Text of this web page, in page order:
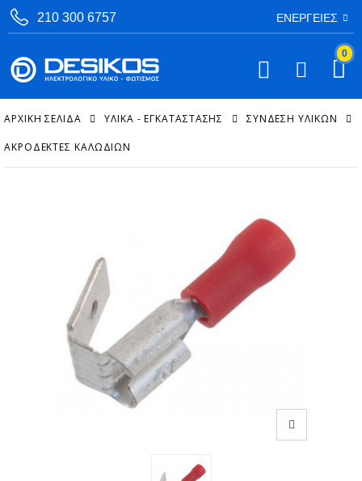
210 300 6757 ΕΝΈΡΓΕΙΕΣ
0
ΑΡΧΙΚΉ ΣΕΛΊΔΑ ΥΛΙΚΑ - ΕΓΚΑΤΑΣΤΑΣΗΣ ΣΎΝΔΕΣΗ ΥΛΙΚΏΝ
ΑΚΡΟΔΈΚΤΕΣ ΚΑΛΩΔΊΩΝ